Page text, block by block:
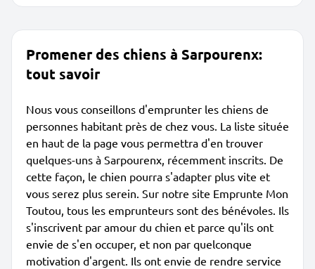
Promener des chiens à Sarpourenx:
tout savoir
Nous vous conseillons d'emprunter les chiens de
personnes habitant près de chez vous. La liste située
en haut de la page vous permettra d'en trouver
quelques-uns à Sarpourenx, récemment inscrits. De
cette façon, le chien pourra s'adapter plus vite et
vous serez plus serein. Sur notre site Emprunte Mon
Toutou, tous les emprunteurs sont des bénévoles. Ils
s'inscrivent par amour du chien et parce qu'ils ont
envie de s'en occuper, et non par quelconque
motivation d'argent. Ils ont envie de rendre service